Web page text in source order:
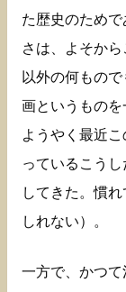
た歴史のため
さは、よそか
以外の何もの
画というもの
ようやく最近
っているこう
してきた。慣
しれない）。
一方で、かつ